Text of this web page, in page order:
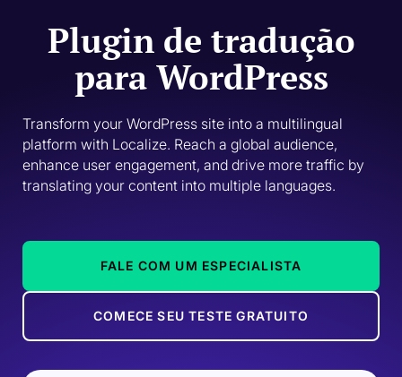
Plugin de tradução
para WordPress
Transform your WordPress site into a multilingual
platform with Localize. Reach a global audience,
enhance user engagement, and drive more traffic by
translating your content into multiple languages.
FALE COM UM ESPECIALISTA
COMECE SEU TESTE GRATUITO